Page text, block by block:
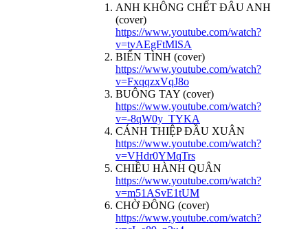
ANH KHÔNG CHẾT ĐÂU ANH
(cover)
https://www.youtube.com/watch?
v=tvAEgFtMlSA
BIỂN TÌNH (cover)
https://www.youtube.com/watch?
v=FxqqzxVqJ8o
BUÔNG TAY (cover)
https://www.youtube.com/watch?
v=-8qW0y_TYKA
CÁNH THIỆP ĐẦU XUÂN
https://www.youtube.com/watch?
v=VHdr0YMqTrs
CHIỀU HÀNH QUÂN
https://www.youtube.com/watch?
v=m51ASvE1tUM
CHỜ ĐÔNG (cover)
https://www.youtube.com/watch?